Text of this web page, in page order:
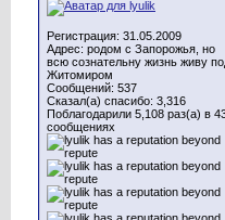
Регистрация: 31.05.2009
Адрес: родом с Запорожья, но
всю сознательну жизнь живу
Житомиром
Сообщений: 537
Сказал(а) спасибо: 3,316
Поблагодарили 5,108 раз(а) в
сообщениях